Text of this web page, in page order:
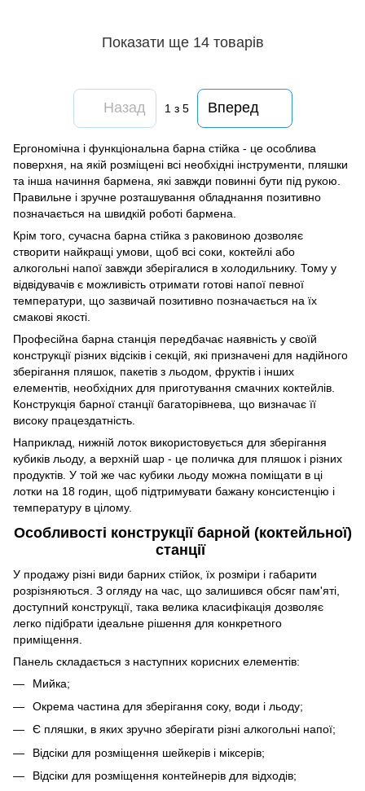
Показати ще 14 товарів
Назад 1 з 5 Вперед
Ергономічна і функціональна барна стійка - це особлива
поверхня, на якій розміщені всі необхідні інструменти, пляшки
та інша начиння бармена, які завжди повинні бути під рукою.
Правильне і зручне розташування обладнання позитивно
позначається на швидкій роботі бармена.
Крім того, сучасна барна стійка з раковиною дозволяє
створити найкращі умови, щоб всі соки, коктейлі або
алкогольні напої завжди зберігалися в холодильнику. Тому у
відвідувачів є можливість отримати готові напої певної
температури, що зазвичай позитивно позначається на їх
смакові якості.
Професійна барна станція передбачає наявність у своїй
конструкції різних відсіків і секцій, які призначені для надійного
зберігання пляшок, пакетів з льодом, фруктів і інших
елементів, необхідних для приготування смачних коктейлів.
Конструкція барної станції багаторівнева, що визначає її
високу працездатність.
Наприклад, нижній лоток використовується для зберігання
кубиків льоду, а верхній шар - це поличка для пляшок і різних
продуктів. У той же час кубики льоду можна поміщати в ці
лотки на 18 годин, щоб підтримувати бажану консистенцію і
температуру в цілому.
Особливості конструкції барной (коктейльної)
станції
У продажу різні види барних стійок, їх розміри і габарити
розрізняються. З огляду на час, що залишився обсяг пам'яті,
доступний конструкції, така велика класифікація дозволяє
легко підібрати ідеальне рішення для конкретного
приміщення.
Панель складається з наступних корисних елементів:
Мийка;
Окрема частина для зберігання соку, води і льоду;
Є пляшки, в яких зручно зберігати різні алкогольні напої;
Відсіки для розміщення шейкерів і міксерів;
Відсіки для розміщення контейнерів для відходів;